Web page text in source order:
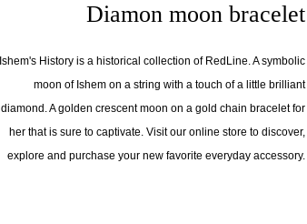
Diamon moon bracelet
Ishem's History is a historical collection of RedLine. A symbolic
moon of Ishem on a string with a touch of a little brilliant
diamond. A golden crescent moon on a gold chain bracelet for
her that is sure to captivate. Visit our online store to discover,
explore and purchase your new favorite everyday accessory.